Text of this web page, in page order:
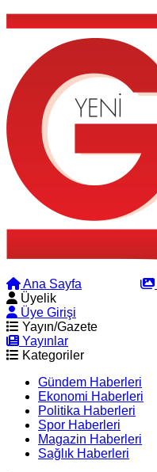
Ana Sayfa
Üyelik
Üye Girişi
Yayın/Gazete
Yayınlar
Kategoriler
Gündem Haberleri
Ekonomi Haberleri
Politika Haberleri
Spor Haberleri
Magazin Haberleri
Sağlık Haberleri